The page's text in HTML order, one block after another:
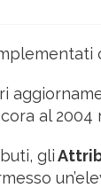
al
gli